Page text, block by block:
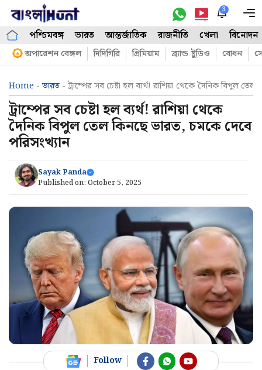
Skip
content
3
পশ্চিমবঙ্গ ভারত আন্তর্জাতিক রাজনীতি খেলা বিনোদন
অপারেশন বেঙ্গল দিদিগিরি প্রিমিয়াম ব্র্যান্ড ষ্টুডিও বোধন
Home -ভারত - ট্রাম্পের সব চেষ্টা হল ব্যর্থ! রাশিয়া থেকে দৈনিক বিপুল
ট্রাম্পের সব চেষ্টা হল ব্যর্থ! রাশিয়া থেকে
দৈনিক বিপুল তেল কিনছে ভারত, চমকে দেবে
পরিসংখ্যান
Sayak Panda
Published on: October 5, 2025
Follow